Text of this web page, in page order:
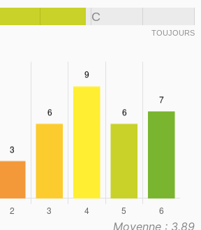
C
TOUJOURS
Moyenne : 3.89